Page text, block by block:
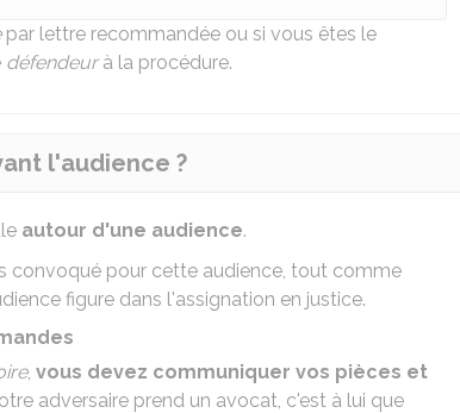
par lettre recommandée ou si vous êtes le
défendeurà la procédure.
l'audience ?
autour d'une audience.
convoqué pour cette audience, tout comme
figure dans l'assignation en justice.
, vous devez communiquer vos pièces et
adversaire prend un avocat, c'est à lui que